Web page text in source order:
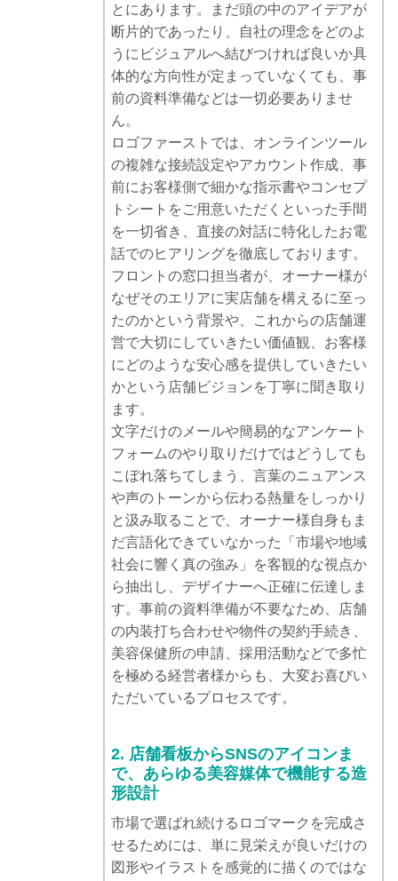
とにあります。まだ頭の中のアイデアが
断片的であったり、自社の理念をどのよ
うにビジュアルへ結びつければ良いか具
体的な方向性が定まっていなくても、事
前の資料準備などは一切必要ありませ
ん。
ロゴファーストでは、オンラインツール
の複雑な接続設定やアカウント作成、事
前にお客様側で細かな指示書やコンセプ
トシートをご用意いただくといった手間
を一切省き、直接の対話に特化したお電
話でのヒアリングを徹底しております。
フロントの窓口担当者が、オーナー様が
なぜそのエリアに実店舗を構えるに至っ
たのかという背景や、これからの店舗運
営で大切にしていきたい価値観、お客様
にどのような安心感を提供していきたい
かという店舗ビジョンを丁寧に聞き取り
ます。
文字だけのメールや簡易的なアンケート
フォームのやり取りだけではどうしても
こぼれ落ちてしまう、言葉のニュアンス
や声のトーンから伝わる熱量をしっかり
と汲み取ることで、オーナー様自身もま
だ言語化できていなかった「市場や地域
社会に響く真の強み」を客観的な視点か
ら抽出し、デザイナーへ正確に伝達しま
す。事前の資料準備が不要なため、店舗
の内装打ち合わせや物件の契約手続き、
美容保健所の申請、採用活動などで多忙
を極める経営者様からも、大変お喜びい
ただいているプロセスです。
2. 店舗看板からSNSのアイコンま
で、あらゆる美容媒体で機能する造
形設計
市場で選ばれ続けるロゴマークを完成さ
せるためには、単に見栄えが良いだけの
図形やイラストを感覚的に描くのではな